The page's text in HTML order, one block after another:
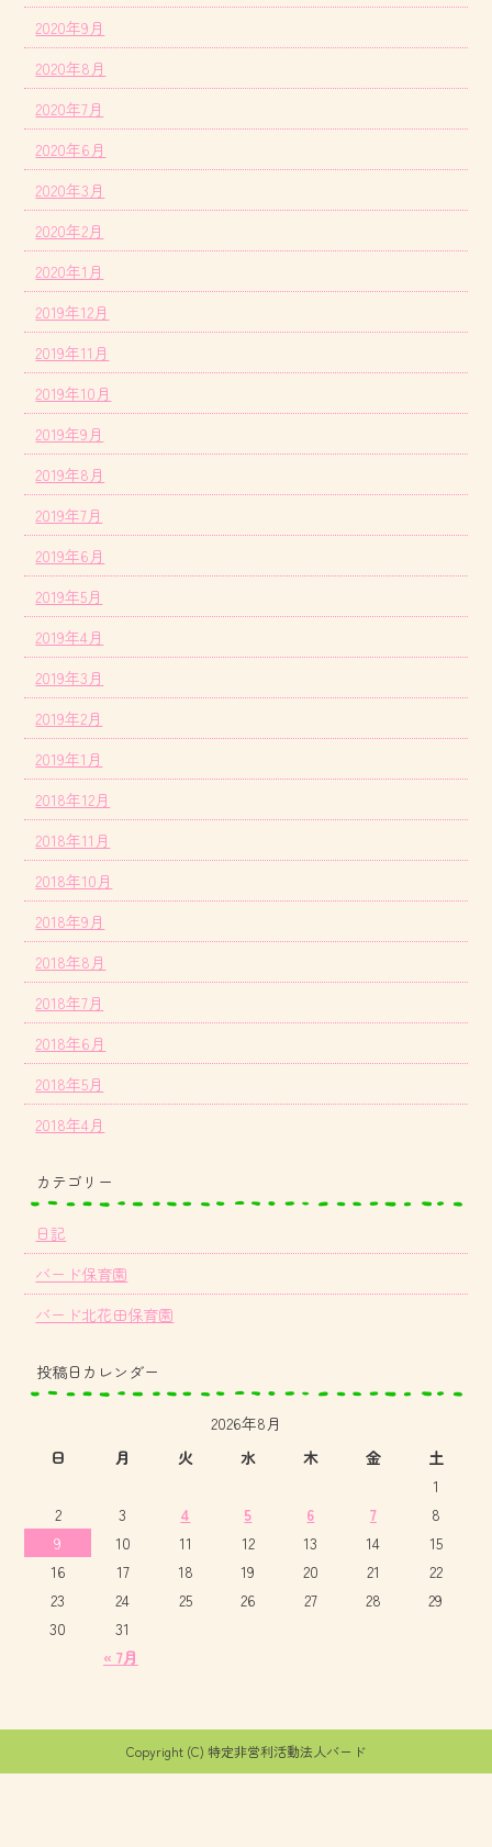
2020年9月
2020年8月
2020年7月
2020年6月
2020年3月
2020年2月
2020年1月
2019年12月
2019年11月
2019年10月
2019年9月
2019年8月
2019年7月
2019年6月
2019年5月
2019年4月
2019年3月
2019年2月
2019年1月
2018年12月
2018年11月
2018年10月
2018年9月
2018年8月
2018年7月
2018年6月
2018年5月
2018年4月
カテゴリー
日記
バード保育園
バード北花田保育園
投稿日カレンダー
2026年8月
日
月 火 水 木 金 土
« 7月
1
2
3 4 5 6 7
8
9
10 11 12 13 14
15
16
17 18 19 20 21
22
23
24 25 26 27 28
29
30
31
Copyright (C) 特定非営利活動法人バード